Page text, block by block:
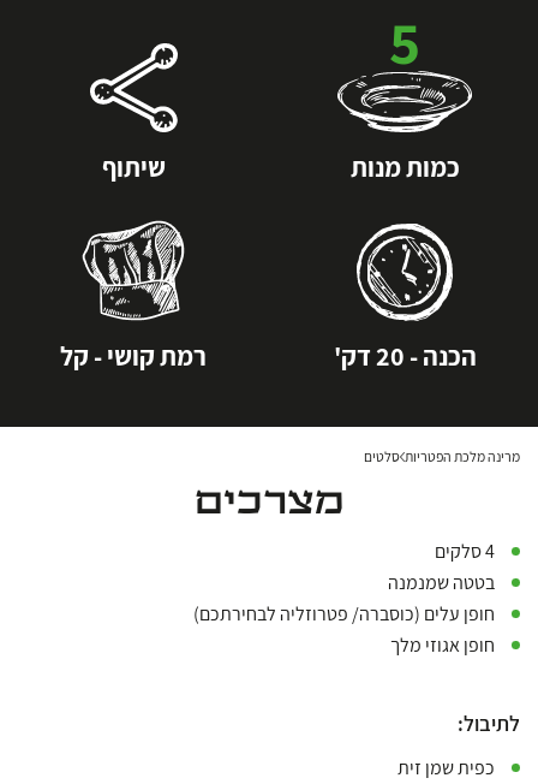
הכנה - 20 דק' רמת קושי - קל
5
כמות מנות שיתוף
מרינה מלכת הפטריות סלטים
מצרכים
4 סלקים
בטטה שמנמנה
חופן עלים (כוסברה/ פטרוזליה לבחירתכם)
חופן אגוזי מלך
לתיבול:
כפית שמן זית